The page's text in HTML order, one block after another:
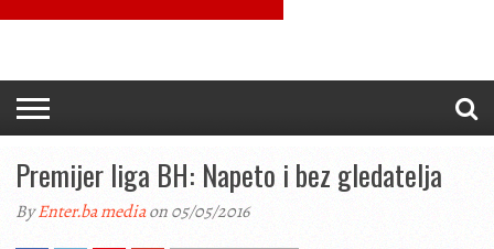
Premijer liga BH: Napeto i bez gledatelja
ByEnter.ba mediaon 05/05/2016